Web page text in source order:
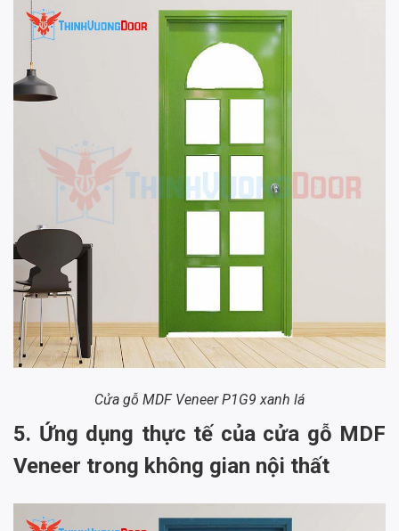
Cửa gỗ MDF Veneer P1G9 xanh lá
5. Ứng dụng thực tế của cửa gỗ MDF
Veneer trong không gian nội thất